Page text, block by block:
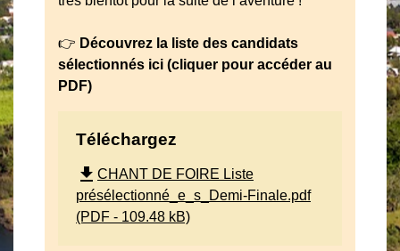
👉 Découvrez la liste des candidats
sélectionnés ici (cliquer pour accéder au
PDF)
Téléchargez
file_download CHANT DE FOIRE Liste
présélectionné_e_s_Demi-Finale.pdf
(PDF - 109.48 kB)